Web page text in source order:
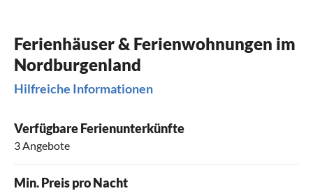
Ferienhäuser & Ferienwohnungen im
Nordburgenland
Hilfreiche Informationen
Verfügbare Ferienunterkünfte
3 Angebote
Min. Preis pro Nacht